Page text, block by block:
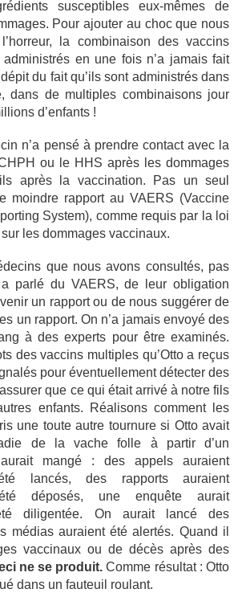
susceptibles eux-mêmes de
Pour ajouter au choc que nous
la combinaison des vaccins
en une fois n’a jamais fait
dépit du fait qu’ils sont administrés dans
dans de multiples combinaisons jour
d’enfants !
n’a pensé à prendre contact avec la
ou le HHS après les dommages
après la vaccination. Pas un seul
moindre rapport au VAERS (Vaccine
System), comme requis par la loi
les dommages vaccinaux.
que nous avons consultés, pas
parlé du VAERS, de leur obligation
un rapport ou de nous suggérer de
un rapport. On n’a jamais envoyé des
à des experts pour être examinés.
des vaccins multiples qu’Otto a reçus
pour éventuellement détecter des
que ce qui était arrivé à notre fils
enfants. Réalisons comment les
une toute autre tournure si Otto avait
de la vache folle à partir d’un
aurait mangé : des appels auraient
été lancés, des rapports auraient
été déposés, une enquête aurait
diligentée. On aurait lancé des
médias auraient été alertés. Quand il
vaccinaux ou de décès après des
ne se produit.Comme résultat : Otto
dans un fauteuil roulant.